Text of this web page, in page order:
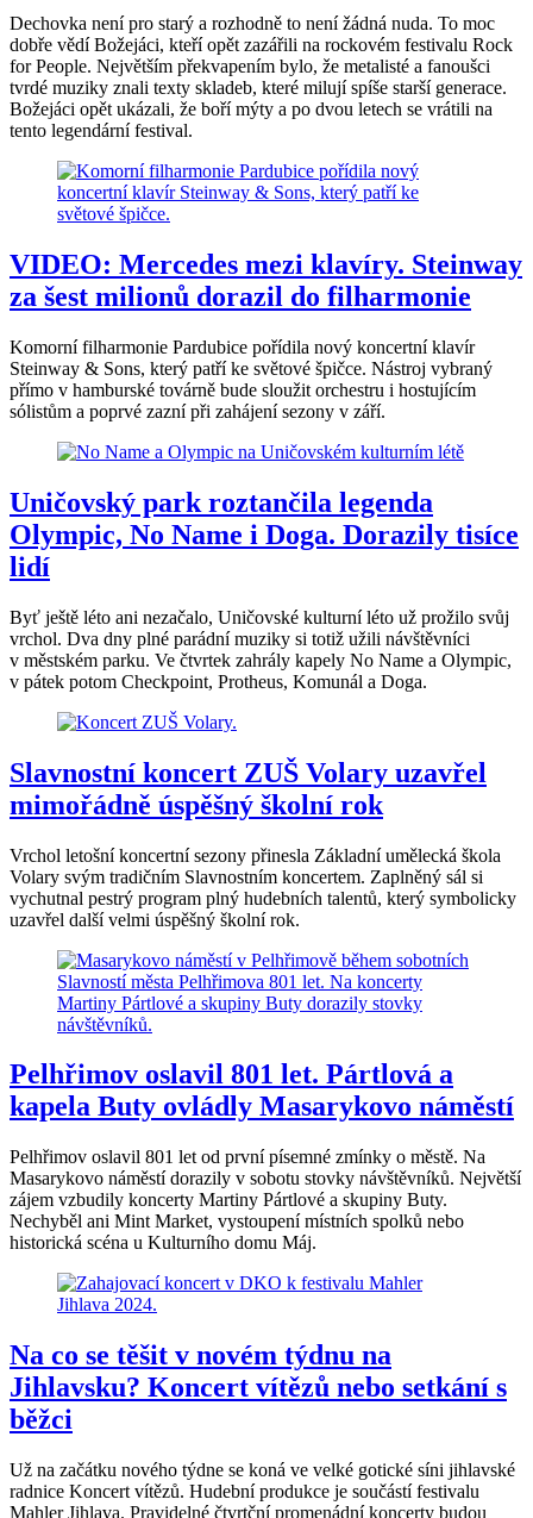
Dechovka není pro starý a rozhodně to není žádná nuda. To moc
dobře vědí Božejáci, kteří opět zazářili na rockovém festivalu Rock
for People. Největším překvapením bylo, že metalisté a fanoušci
tvrdé muziky znali texty skladeb, které milují spíše starší generace.
Božejáci opět ukázali, že boří mýty a po dvou letech se vrátili na
tento legendární festival.
VIDEO: Mercedes mezi klavíry. Steinway
za šest milionů dorazil do filharmonie
Komorní filharmonie Pardubice pořídila nový koncertní klavír
Steinway & Sons, který patří ke světové špičce. Nástroj vybraný
přímo v hamburské továrně bude sloužit orchestru i hostujícím
sólistům a poprvé zazní při zahájení sezony v září.
Uničovský park roztančila legenda
Olympic, No Name i Doga. Dorazily tisíce
lidí
Byť ještě léto ani nezačalo, Uničovské kulturní léto už prožilo svůj
vrchol. Dva dny plné parádní muziky si totiž užili návštěvníci
v městském parku. Ve čtvrtek zahrály kapely No Name a Olympic,
v pátek potom Checkpoint, Protheus, Komunál a Doga.
Slavnostní koncert ZUŠ Volary uzavřel
mimořádně úspěšný školní rok
Vrchol letošní koncertní sezony přinesla Základní umělecká škola
Volary svým tradičním Slavnostním koncertem. Zaplněný sál si
vychutnal pestrý program plný hudebních talentů, který symbolicky
uzavřel další velmi úspěšný školní rok.
Pelhřimov oslavil 801 let. Pártlová a
kapela Buty ovládly Masarykovo náměstí
Pelhřimov oslavil 801 let od první písemné zmínky o městě. Na
Masarykovo náměstí dorazily v sobotu stovky návštěvníků. Největší
zájem vzbudily koncerty Martiny Pártlové a skupiny Buty.
Nechyběl ani Mint Market, vystoupení místních spolků nebo
historická scéna u Kulturního domu Máj.
Na co se těšit v novém týdnu na
Jihlavsku? Koncert vítězů nebo setkání s
běžci
Už na začátku nového týdne se koná ve velké gotické síni jihlavské
radnice Koncert vítězů. Hudební produkce je součástí festivalu
Mahler Jihlava. Pravidelné čtvrtční promenádní koncerty budou